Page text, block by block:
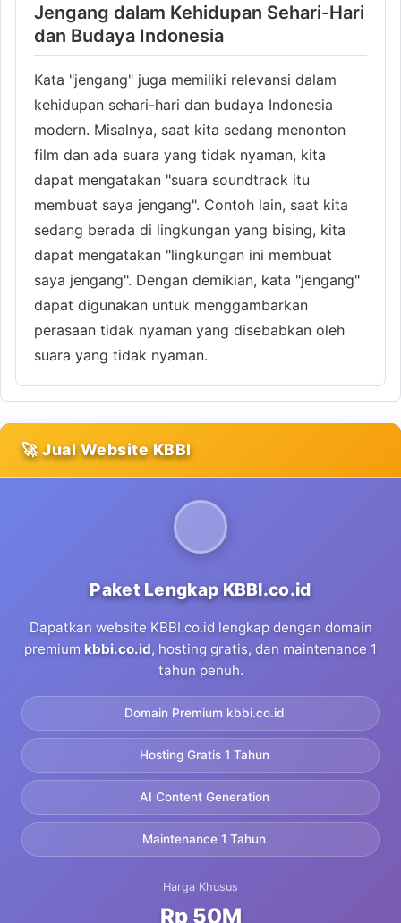
Jengang dalam Kehidupan Sehari-Hari
dan Budaya Indonesia
Kata "jengang" juga memiliki relevansi dalam
kehidupan sehari-hari dan budaya Indonesia
modern. Misalnya, saat kita sedang menonton
film dan ada suara yang tidak nyaman, kita
dapat mengatakan "suara soundtrack itu
membuat saya jengang". Contoh lain, saat kita
sedang berada di lingkungan yang bising, kita
dapat mengatakan "lingkungan ini membuat
saya jengang". Dengan demikian, kata "jengang"
dapat digunakan untuk menggambarkan
perasaan tidak nyaman yang disebabkan oleh
suara yang tidak nyaman.
🚀 Jual Website KBBI
Paket Lengkap KBBI.co.id
Dapatkan website KBBI.co.id lengkap dengan domain
premium kbbi.co.id, hosting gratis, dan maintenance 1
tahun penuh.
Domain Premium kbbi.co.id
Hosting Gratis 1 Tahun
AI Content Generation
Maintenance 1 Tahun
Harga Khusus
Rp 50M